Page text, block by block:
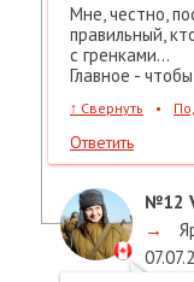
Мне, честно,
правильный,
с гренками...
Главное -
↑ Свернуть •
Ответить
№12
→